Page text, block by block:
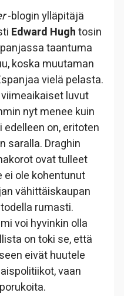
-blogin ylläpitäjä
Edward Hughtosin
taantuma
koska muutaman
vielä pelasta.
luvut
nyt menee kuin
on, eritoten
saralla. Draghin
ovat tulleet
ei ole kohentunut
vähittäiskaupan
rumasti.
voi hyvinkin olla
on toki se, että
eivät huutele
vaan